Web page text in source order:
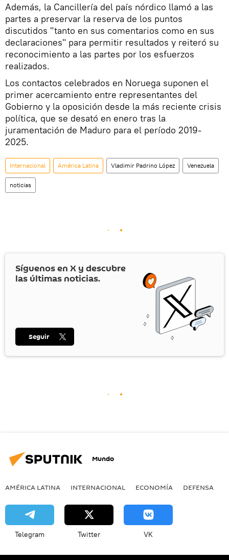
Además, la Cancillería del país nórdico llamó a las
partes a preservar la reserva de los puntos
discutidos "tanto en sus comentarios como en sus
declaraciones" para permitir resultados y reiteró su
reconocimiento a las partes por los esfuerzos
realizados.
Los contactos celebrados en Noruega suponen el
primer acercamiento entre representantes del
Gobierno y la oposición desde la más reciente crisis
política, que se desató en enero tras la
juramentación de Maduro para el período 2019-
2025.
Internacional América Latina Vladimir Padrino López Venezuela
noticias
Síguenos en X y descubre
las últimas noticias.
Seguir
Mundo
AMÉRICA LATINA INTERNACIONAL ECONOMÍA DEFENSA
Telegram Twitter VK